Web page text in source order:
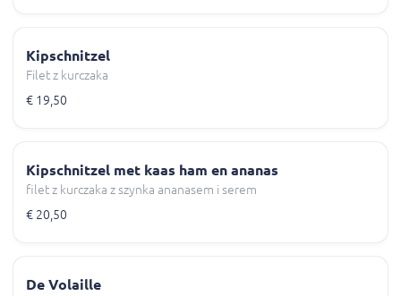
Kipschnitzel
Filet z kurczaka
€ 19,50
Kipschnitzel met kaas ham en ananas
filet z kurczaka z szynka ananasem i serem
€ 20,50
De Volaille